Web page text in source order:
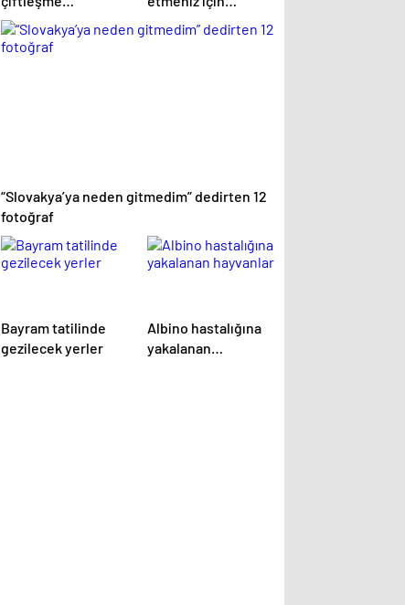
biçimlerini National
Geographic
görüntüledi.
gereken 25 sebep
“Slovakya’ya neden gitmedim” dedirten 12
fotoğraf
Bayram tatilinde
gezilecek yerler
Albino hastalığına
yakalanan